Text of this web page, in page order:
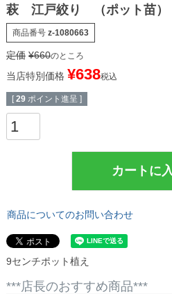
萩 江戸絞り （ポット苗）
商品番号 z-1080663
定価 ¥660のところ
当店特別価格 ¥638税込
[ 29 ポイント進呈 ]
カートに
商品についてのお問い合わせ
9センチポット植え
***店長のおすすめ商品***